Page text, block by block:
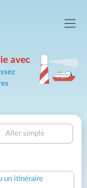
avec
Aller simple
un itinéraire